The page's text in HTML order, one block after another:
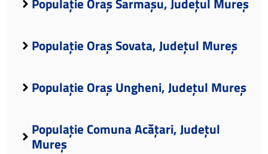
Populație Oraș Sovata, Județul Mureș
Populație Oraș Ungheni, Județul Mureș
Populație Comuna Acățari, Județul
Mureș